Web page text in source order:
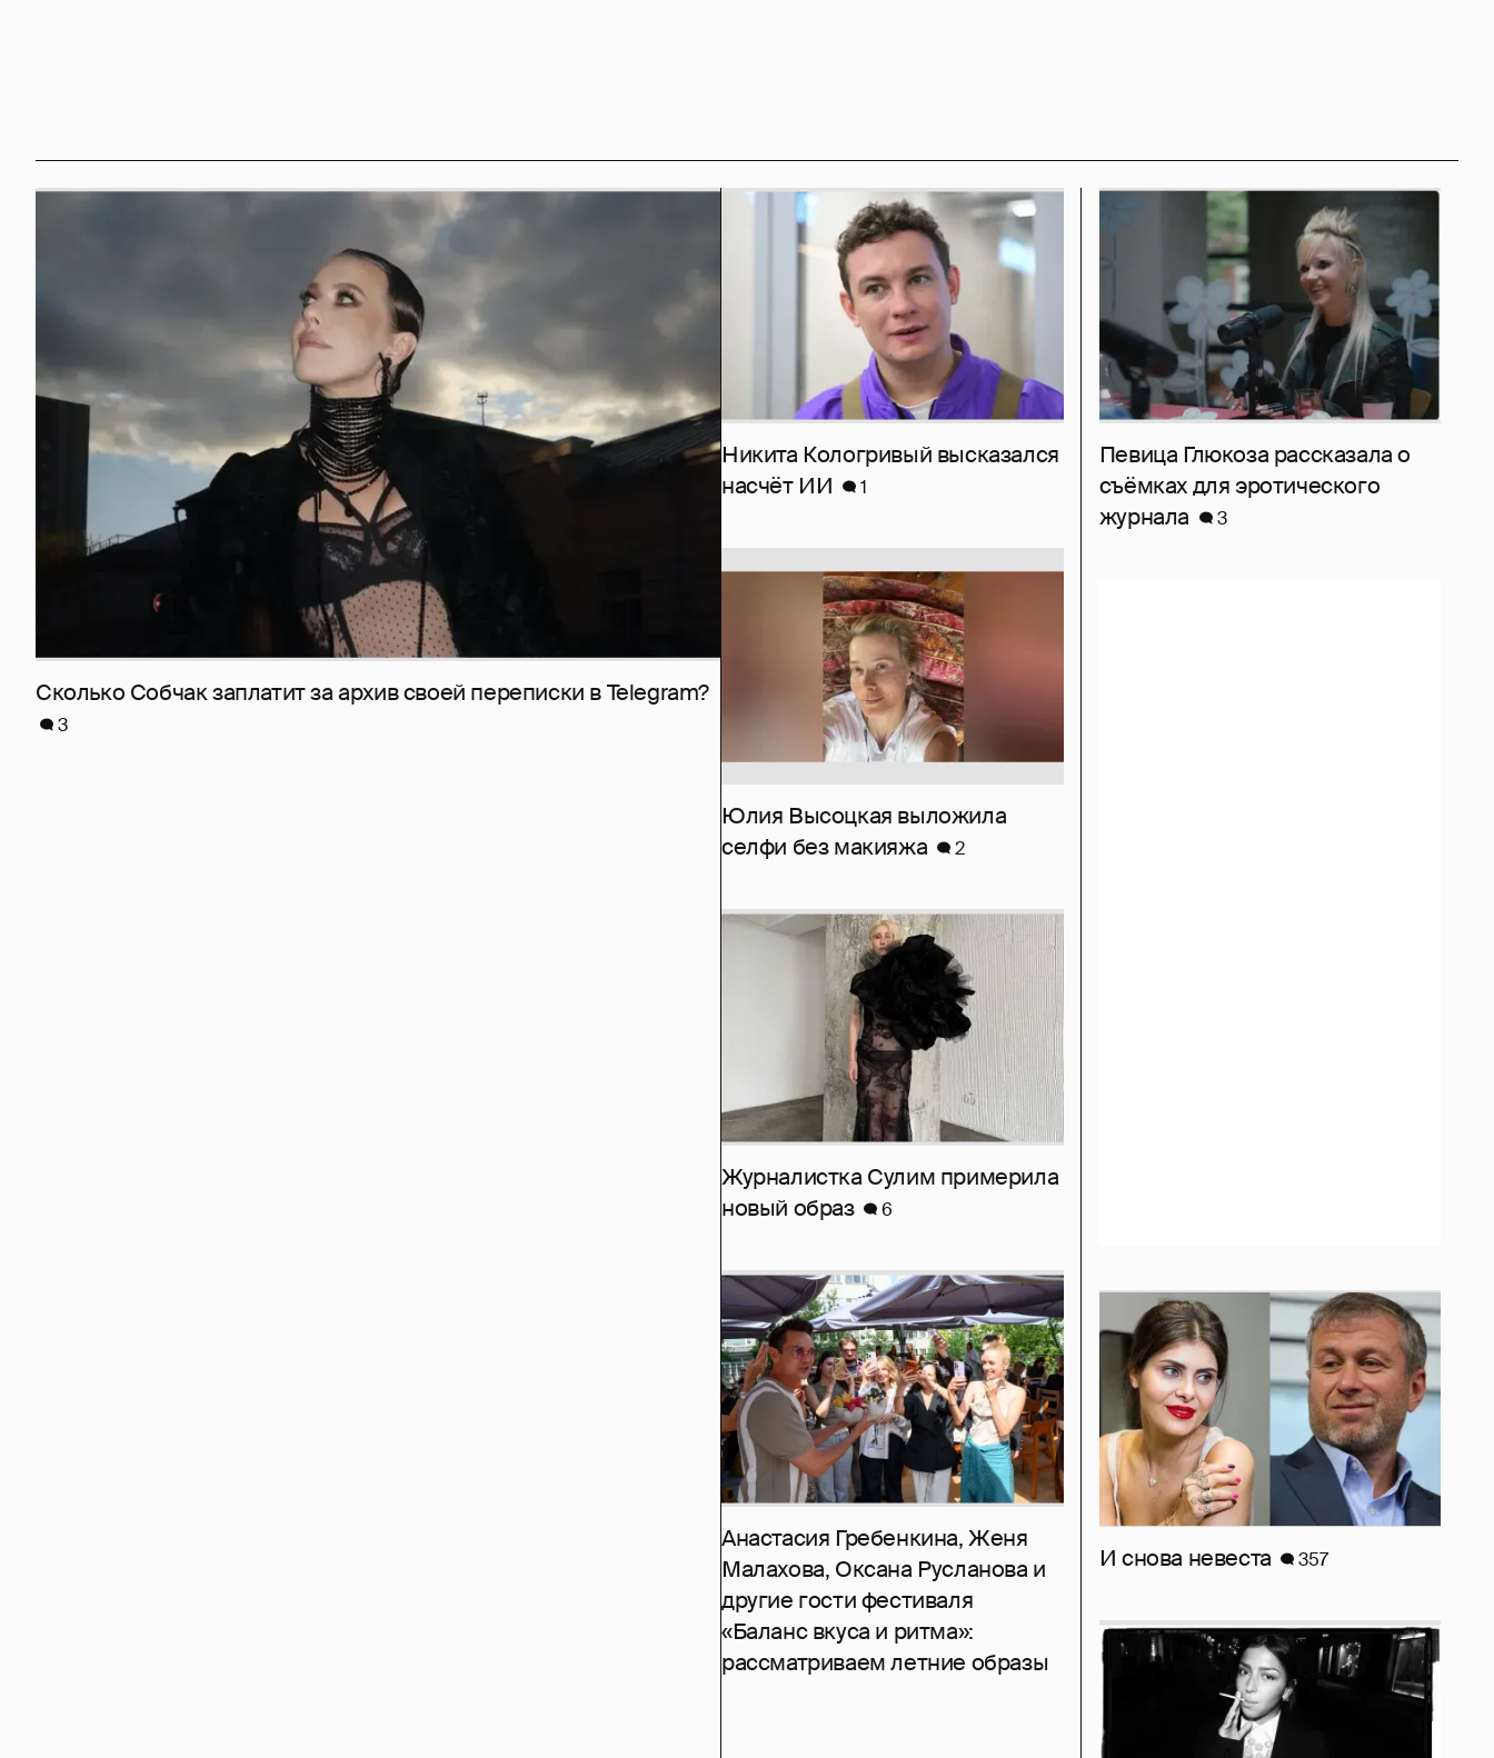
Сколько Собчак заплатит за архив своей перeписки в Telegram?
3
Никита Кологривый высказался
насчёт ИИ
1
Певица Глюкоза рассказала о
съёмках для эротического
журнала
3
Юлия Высоцкая выложила
селфи без макияжа
2
Журналистка Сулим примерила
новый образ
6
И снова невеста 357
Анастасия Гребенкина, Женя
Малахова, Оксана Русланова и
другие гости фестиваля
«Баланс вкуса и ритма»:
рассматриваем летние образы